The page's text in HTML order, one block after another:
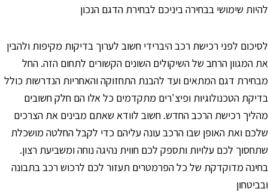
שימושי בבחירה ביניכם לבחירת הדגם הנכון
לפני רכישת רכב היברידי חשוב לערוך בדיקות מקיפות ולהבין
המגוון הרחב של השיקולים השונים הקשורים לתחום הזה. החל
דגם המתאים ועד להבנת התחזוקה והאחריות הנדרשות כולל
הטכנולוגיות ופיצ'רים מתקדמים כל אלו הם חלק חשובים
רכישת הרכב החדש. חשוב לוודא שאתם מבינים את הצרכים
ואת האופן שבו הרכב עונה עליהם כדי לקבל החלטה מושכלת
לכם עלויות ותספק לכם חווית נהיגה נוחה ומשביעת רצון.
מדוקדקת של כל הפרמטרים תעזור לכם לרכוש רכב בתבונה